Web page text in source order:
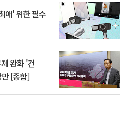
애' 위한 필수
완화 '건
[종합]